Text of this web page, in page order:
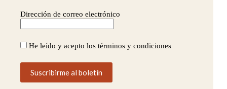
Dirección de correo electrónico
He leído y acepto los términos y condiciones